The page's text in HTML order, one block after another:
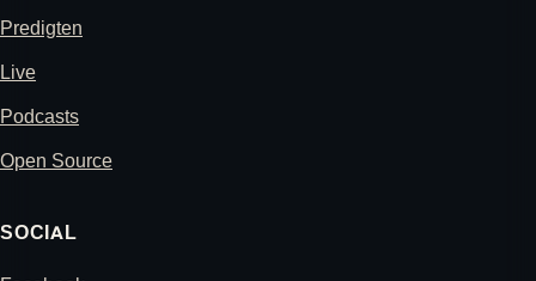
Predigten
Live
Podcasts
Open Source
SOCIAL